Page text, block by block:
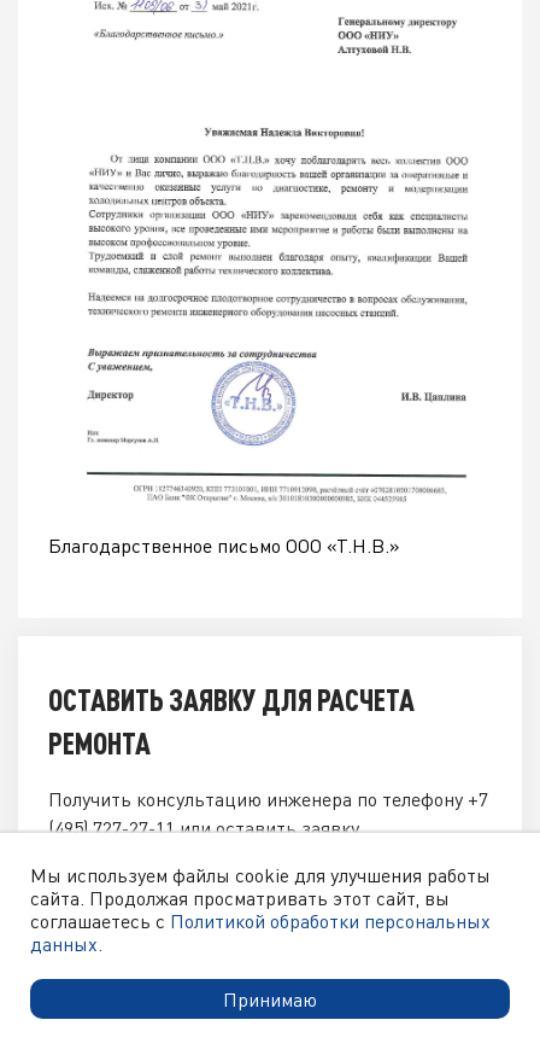
Мы используем файлы cookie для улучшения работы
сайта. Продолжая просматривать этот сайт, вы
соглашаетесь с Политикой обработки персональных
данных.
Принимаю
Благодарственное письмо ООО «Т.Н.В.»
ОСТАВИТЬ ЗАЯВКУ ДЛЯ РАСЧЕТА
РЕМОНТА
Получить консультацию инженера по телефону +7
(495) 727-27-11или оставить заявку.
Ваше имя*